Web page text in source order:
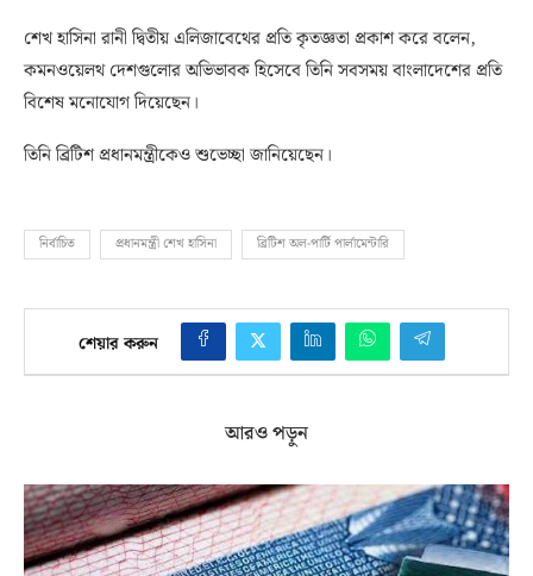
শেখ হাসিনা রানী দ্বিতীয় এলিজাবেথের প্রতি কৃতজ্ঞতা প্রকাশ করে বলেন,
কমনওয়েলথ দেশগুলোর অভিভাবক হিসেবে তিনি সবসময় বাংলাদেশের প্রতি
বিশেষ মনোযোগ দিয়েছেন।
তিনি ব্রিটিশ প্রধানমন্ত্রীকেও শুভেচ্ছা জানিয়েছেন।
নির্বাচিত প্রধানমন্ত্রী শেখ হাসিনা ব্রিটিশ অল-পার্টি পার্লামেন্টারি
শেয়ার করুন
আরও পড়ুন